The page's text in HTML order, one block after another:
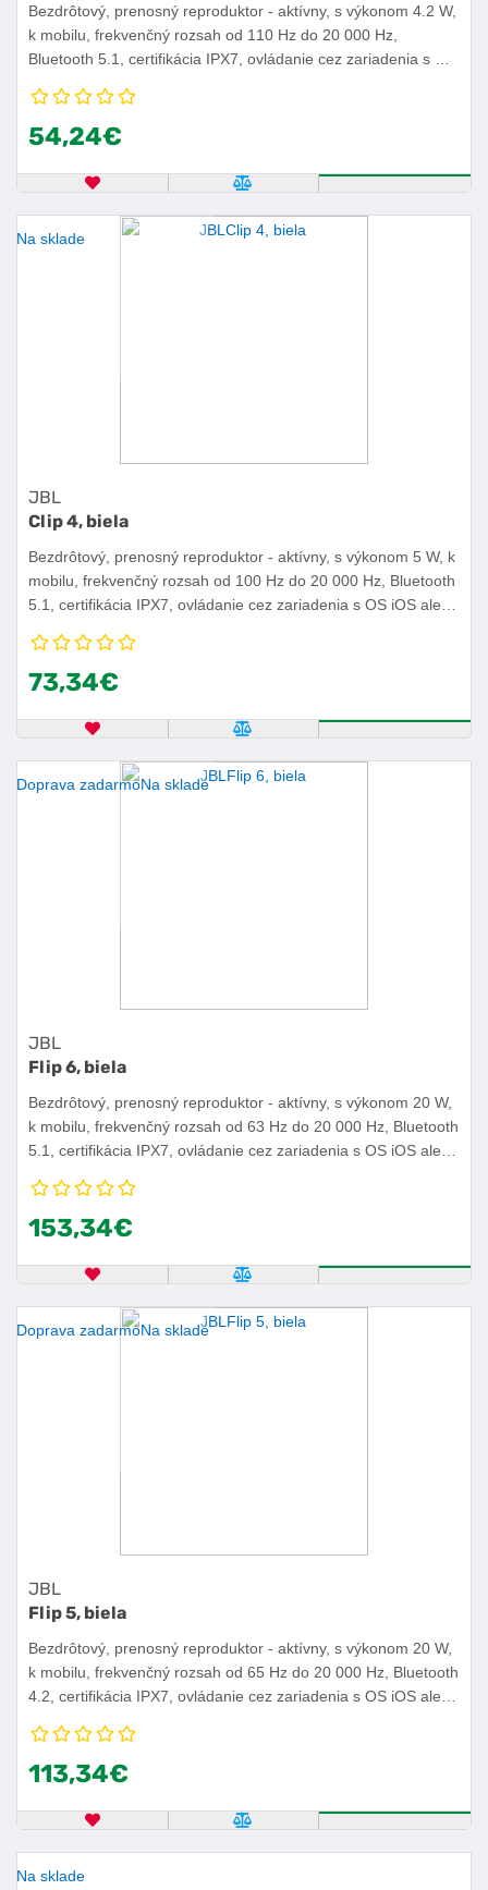
Bezdrôtový, prenosný reproduktor - aktívny, s výkonom 4.2 W,
k mobilu, frekvenčný rozsah od 110 Hz do 20 000 Hz,
Bluetooth 5.1, certifikácia IPX7, ovládanie cez zariadenia s OS
54,24€
OBĽÚBENÝ PRODUKT POROVNAŤ PRODUKT
Na sklade
JBL
Clip 4, biela
Bezdrôtový, prenosný reproduktor - aktívny, s výkonom 5 W, k
mobilu, frekvenčný rozsah od 100 Hz do 20 000 Hz, Bluetooth
5.1, certifikácia IPX7, ovládanie cez zariadenia s OS iOS alebo
73,34€
OBĽÚBENÝ PRODUKT POROVNAŤ PRODUKT
Doprava zadarmoNa sklade
JBL
Flip 6, biela
Bezdrôtový, prenosný reproduktor - aktívny, s výkonom 20 W,
k mobilu, frekvenčný rozsah od 63 Hz do 20 000 Hz, Bluetooth
5.1, certifikácia IPX7, ovládanie cez zariadenia s OS iOS alebo
153,34€
OBĽÚBENÝ PRODUKT POROVNAŤ PRODUKT
Doprava zadarmoNa sklade
JBL
Flip 5, biela
Bezdrôtový, prenosný reproduktor - aktívny, s výkonom 20 W,
k mobilu, frekvenčný rozsah od 65 Hz do 20 000 Hz, Bluetooth
4.2, certifikácia IPX7, ovládanie cez zariadenia s OS iOS alebo
113,34€
OBĽÚBENÝ PRODUKT POROVNAŤ PRODUKT
Na sklade